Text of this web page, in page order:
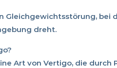
Gleichgewichtsstörung, bei
dreht.
Art von Vertigo, die durch